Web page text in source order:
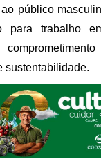
público
para trabalho
sustentabilidade.